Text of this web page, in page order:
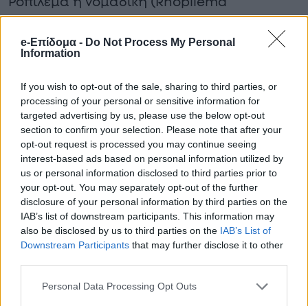
e-Επίδομα - Do Not Process My Personal
Information
If you wish to opt-out of the sale, sharing to third parties, or
processing of your personal or sensitive information for
targeted advertising by us, please use the below opt-out
section to confirm your selection. Please note that after your
opt-out request is processed you may continue seeing
interest-based ads based on personal information utilized by
us or personal information disclosed to third parties prior to
your opt-out. You may separately opt-out of the further
disclosure of your personal information by third parties on the
IAB’s list of downstream participants. This information may
also be disclosed by us to third parties on the IAB’s List of
Downstream Participants that may further disclose it to other
Personal Data Processing Opt Outs
(Diadema setosum).
Προτεινόμενο Άρθρο
Βαρύ πένθος για τη
βουλευτή της Νέας
Δημοκρατίας – Πέθανε ο
σύζυγός της,
διακεκριμένος
επιστήμονας